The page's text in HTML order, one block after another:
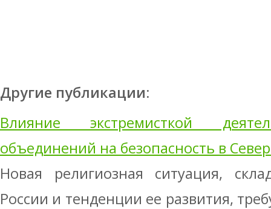
Другие публикации:
Влияние экстремисткой
объединений на безопасность в
Новая религиозная ситуация,
России и тенденции ее развития,